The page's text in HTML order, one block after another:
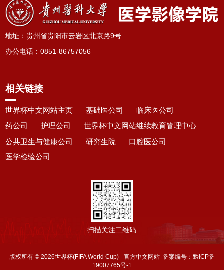
地址：贵州省贵阳市云岩区北京路9号
办公电话 ：0851-86757056
相关链接
世界杯中文网站主页 基础医公司
临床医公司
药公司
护理公司
世界杯中文网站继续教育管理中心
公共卫生与健康公司
研究生院
口腔医公司
医学检验公司
扫描关注二维码
版权所有 © 2026世界杯(FIFA World Cup) - 官方中文网站 备案编号：黔ICP备
19007765号-1